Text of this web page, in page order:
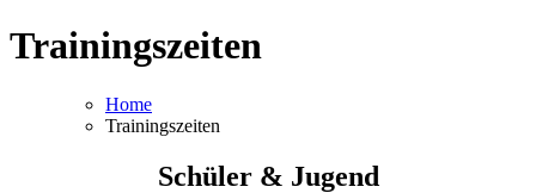
Trainingszeiten
Home
Trainingszeiten
Schüler & Jugend